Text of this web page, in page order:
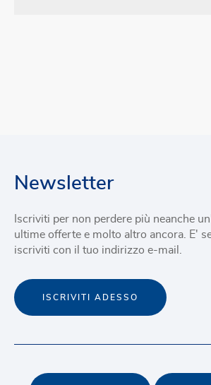
Newsletter
Iscriviti per non perdere più neanche
ultime offerte e molto altro ancora. E'
iscriviti con il tuo indirizzo e-mail.
ISCRIVITI ADESSO